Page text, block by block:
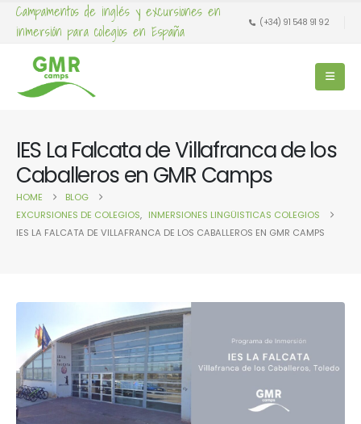
Campamentos de inglés y excursiones en
inmersión para colegios en España
(+34) 91 548 91 92
IES La Falcata de Villafranca de los
Caballeros en GMR Camps
HOME
BLOG
EXCURSIONES DE COLEGIOS, INMERSIONES LINGÜISTICAS COLEGIOS
IES LA FALCATA DE VILLAFRANCA DE LOS CABALLEROS EN GMR CAMPS